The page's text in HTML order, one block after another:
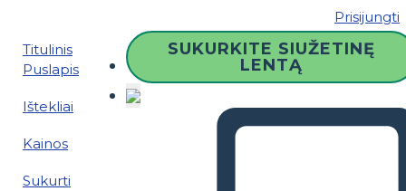
Prisijungti
Titulinis
Puslapis
Ištekliai
Kainos
Sukurti
SUKURKITE SIUŽETINĘ
LENTĄ